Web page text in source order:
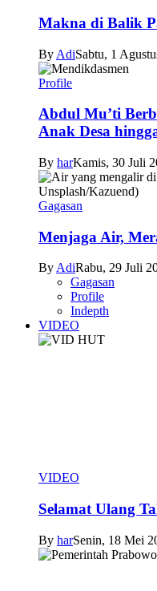
Makna di Balik
By AdiSabtu, 1
Profile
Abdul Mu’ti
Anak Desa
By harKamis, 30 Juli
Gagasan
Menjaga Air,
ByAdiRabu, 29 Juli
Gagasan
Profile
Indepth
VIDEO
VIDEO
Selamat Ulang
By harSenin, 18 Mei